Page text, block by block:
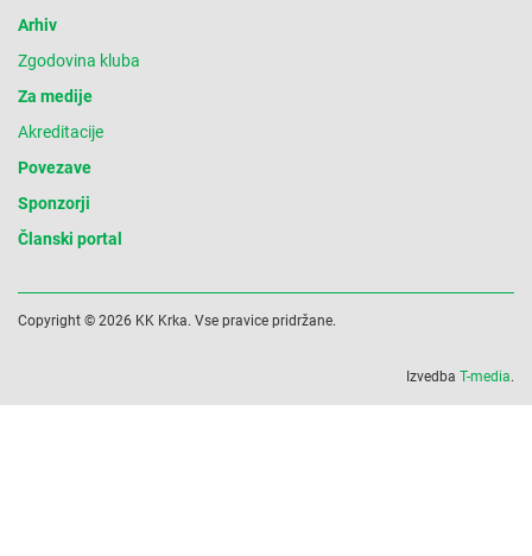
Arhiv
Zgodovina kluba
Za medije
Akreditacije
Povezave
Sponzorji
Članski portal
Copyright © 2026 KK Krka. Vse pravice pridržane.
Izvedba T-media.